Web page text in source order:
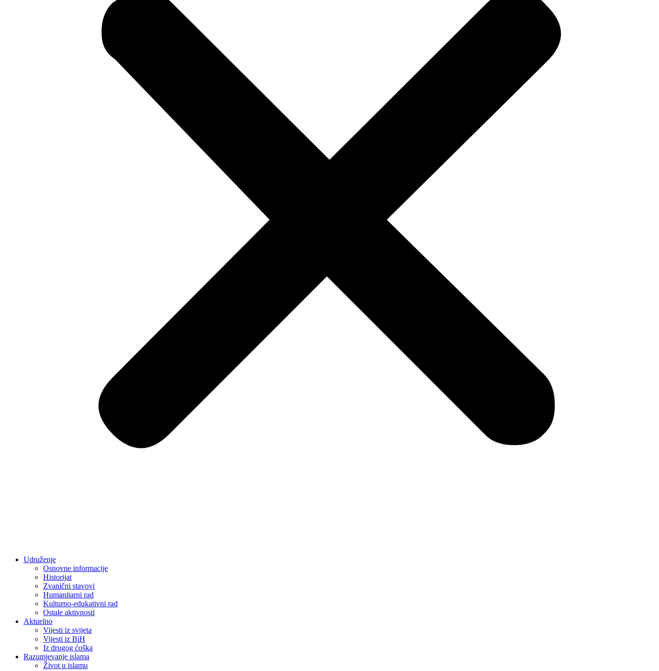
Udruženje
Osnovne informacije
Historijat
Zvanični stavovi
Humanitarni rad
Kulturno-edukativni rad
Ostale aktivnosti
Aktuelno
Vijesti iz svijeta
Vijesti iz BiH
Iz drugog ćoška
Razumjevanje islama
Život u islamu